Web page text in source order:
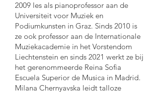
2009 les als pianoprofessor aan de
Universiteit voor Muziek en
Podiumkunsten in Graz. Sinds 2010 is
ze ook professor aan de Internationale
Muziekacademie in het Vorstendom
Liechtenstein en sinds 2021 werkt ze bij
het gerenommeerde Reina Sofia
Escuela Superior de Musica in Madrid.
Milana Chernyavska leidt talloze